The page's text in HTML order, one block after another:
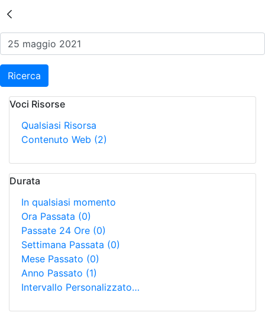
Risultati della Ricerca -
Ricerca
Voci Risorse
Qualsiasi Risorsa
Contenuto Web (2)
Durata
In qualsiasi momento
Ora Passata (0)
Passate 24 Ore (0)
Settimana Passata (0)
Mese Passato (0)
Anno Passato (1)
Intervallo Personalizzato…